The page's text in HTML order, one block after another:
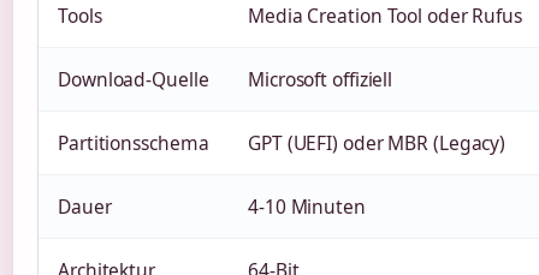
Tools Media Creation Tool oder Rufus
Download-Quelle Microsoft offiziell
Partitionsschema GPT (UEFI) oder MBR (Legacy)
Dauer 4-10 Minuten